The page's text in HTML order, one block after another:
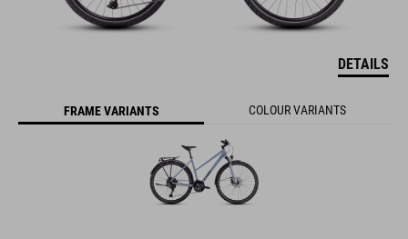
DETAILS
FRAME VARIANTS COLOUR VARIANTS